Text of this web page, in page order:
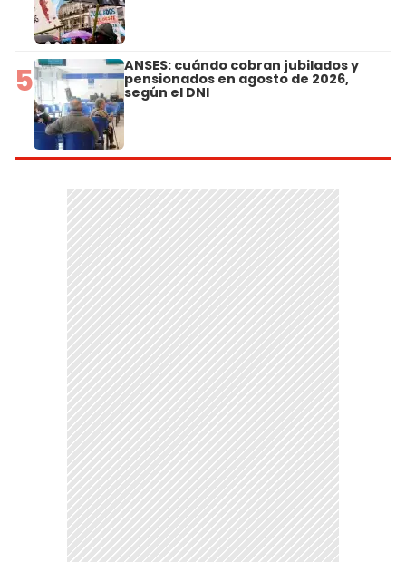
5 ANSES: cuándo cobran jubilados y
pensionados en agosto de 2026,
según el DNI